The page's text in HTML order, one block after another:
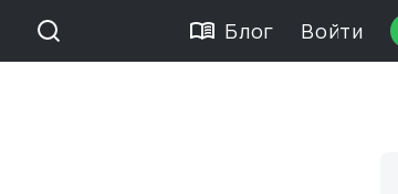
Блог Войти